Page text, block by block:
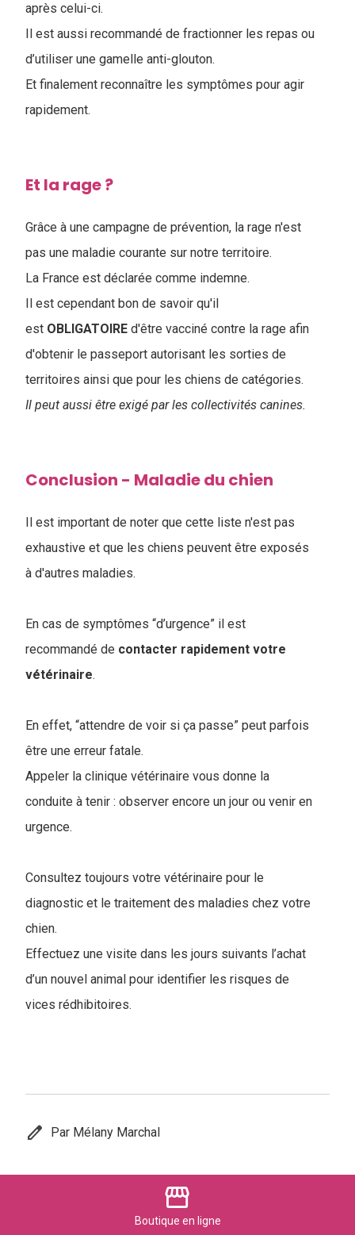
après celui-ci.
Il est aussi recommandé de fractionner les repas ou
d’utiliser une gamelle anti-glouton.
Et finalement reconnaître les symptômes pour agir
rapidement.
Et la rage ?
Grâce à une campagne de prévention, la rage n'est
pas une maladie courante sur notre territoire.
La France est déclarée comme indemne.
Il est cependant bon de savoir qu'il
est OBLIGATOIRE d'être vacciné contre la rage afin
d'obtenir le passeport autorisant les sorties de
territoires ainsi que pour les chiens de catégories.
Il peut aussi être exigé par les collectivités canines.
Conclusion - Maladie du chien
Il est important de noter que cette liste n'est pas
exhaustive et que les chiens peuvent être exposés
à d'autres maladies.
En cas de symptômes “d’urgence” il est
recommandé de contacter rapidement votre
vétérinaire.
En effet, “attendre de voir si ça passe” peut parfois
être une erreur fatale.
Appeler la clinique vétérinaire vous donne la
conduite à tenir : observer encore un jour ou venir en
urgence.
Consultez toujours votre vétérinaire pour le
diagnostic et le traitement des maladies chez votre
chien.
Effectuez une visite dans les jours suivants l’achat
d’un nouvel animal pour identifier les risques de
vices rédhibitoires.
edit Par Mélany Marchal
storefront
Boutique en ligne